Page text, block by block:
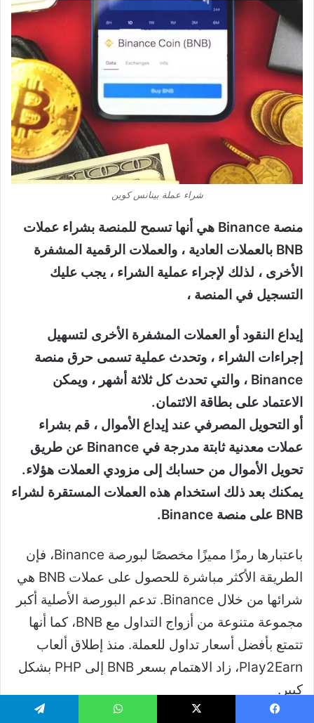
شراء عملة بينانس كوين
منصة Binance هي أنها تسمح للمنصة بشراء عملات
BNB بالعملات العادية ، والعملات الرقمية المشفرة
الأخرى ، لذلك لإجراء عملية الشراء ، يجب عليك
التسجيل في المنصة ،
إيداع النقود أو العملات المشفرة الأخرى لتسهيل
إجراءات الشراء ، وتحدث عملية تسمى حرق منصة
Binance ، والتي تحدث كل ثلاثة أشهر ، ويمكن
الاعتماد على بطاقة الائتمان.
أو التحويل المصرفي عند إيداع الأموال ، قم بشراء
عملات معدنية ثابتة مدرجة في Binance عن طريق
تحويل الأموال من حسابك إلى مزودي العملات هؤلاء.
يمكنك بعد ذلك استخدام هذه العملات المستقرة لشراء
BNB على منصة Binance.
باعتبارها رمزًا مميزًا مخصصًا لبورصة Binance، فإن
الطريقة الأكثر مباشرة للحصول على عملات BNB هي
شرائها من خلال Binance. تدعم البورصة الأصلية أكبر
مجموعة متنوعة من أزواج التداول مع BNB، كما أنها
تتمتع بأفضل أسعار تداول للعملة. منذ إطلاق ألعاب
Play2Earn، زاد الاهتمام بسعر BNB إلى PHP بشكل
كبير.
إذا كنت ترغب في معرفة مكان شراء BNB بالسعر